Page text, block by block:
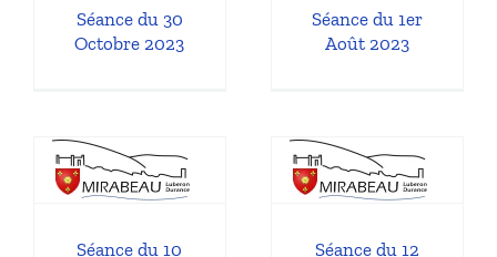
Séance du 30
Octobre 2023
Séance du 1er
Août 2023
Séance du 10
Séance du 12
Juin 2023
Séance du 12